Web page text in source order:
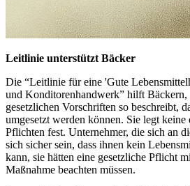
Leitlinie unterstützt Bäcker
Die “Leitlinie für eine 'Gute
und Konditorenhandwerk” hilft Bäckern,
gesetzlichen Vorschriften so beschreibt,
umgesetzt werden können. Sie legt keine
Pflichten fest. Unternehmer, die sich an
sich sicher sein, dass ihnen kein
kann, sie hätten eine gesetzliche Pflicht
Maßnahme beachten müssen.